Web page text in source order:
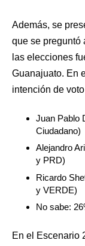
Además, se
que se preguntó
las elecciones
Guanajuato. En
intención de
Juan Pablo
Ciudadano)
Alejandro
y PRD)
Ricardo
y VERDE)
No sabe:
En el Escenario